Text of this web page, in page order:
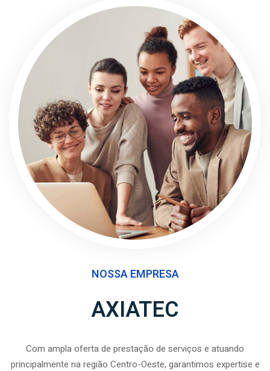
NOSSA EMPRESA
AXIATEC
Com ampla oferta de prestação de serviços e atuando
principalmente na região Centro-Oeste, garantimos expertise e